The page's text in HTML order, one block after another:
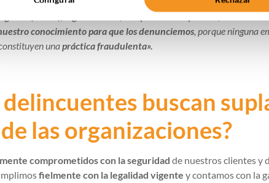
(«likes”), seguir cuentas, completar suscripciones, hacer
conocimiento para que los denunciemos, porque ninguna
unapráctica fraudulenta».
delincuentes buscan
las organizaciones?
comprometidos con la seguridad de nuestros clientes y
fielmente con la legalidad vigente y contamos con la